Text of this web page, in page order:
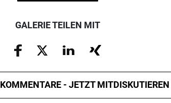
GALERIE TEILEN MIT
KOMMENTARE - JETZT MITDISKUTIEREN